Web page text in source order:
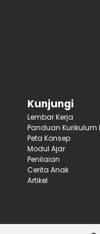
Kunjungi
Lembar Kerja
Panduan Kurikulum
Peta Konsep
Modul Ajar
Penilaian
Cerita Anak
Artikel